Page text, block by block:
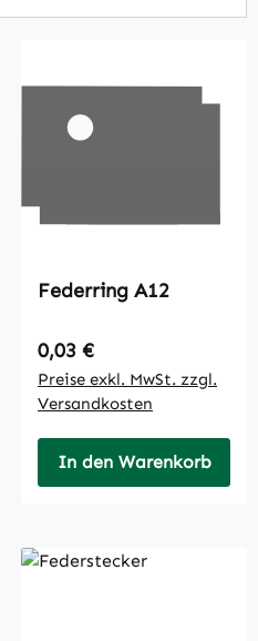
Federring A12
Regulärer Preis:
0,03 €
Preise exkl. MwSt. zzgl.
Versandkosten
In den Warenkorb